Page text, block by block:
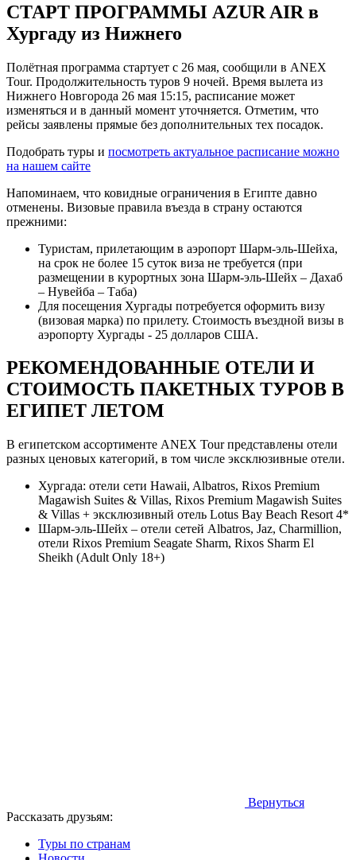
СТАРТ ПРОГРАММЫ AZUR AIR в
Хургаду из Нижнего
Полётная программа стартует с 26 мая, сообщили в ANEX
Tour. Продолжительность туров 9 ночей. Время вылета из
Нижнего Новгорода 26 мая 15:15, расписание может
изменяться и в данный момент уточняется. Отметим, что
рейсы заявлены прямые без дополнительных тех посадок.
Подобрать туры и посмотреть актуальное расписание можно
на нашем сайте
Напоминаем, что ковидные ограничения в Египте давно
отменены. Визовые правила въезда в страну остаются
прежними:
Туристам, прилетающим в аэропорт Шарм-эль-Шейха,
на срок не более 15 суток виза не требуется (при
размещении в курортных зона Шарм-эль-Шейх – Дахаб
– Нувейба – Таба)
Для посещения Хургады потребуется оформить визу
(визовая марка) по прилету. Стоимость въездной визы в
аэропорту Хургады - 25 долларов США.
РЕКОМЕНДОВАННЫЕ ОТЕЛИ И
СТОИМОСТЬ ПАКЕТНЫХ ТУРОВ В
ЕГИПЕТ ЛЕТОМ
В египетском ассортименте ANEX Tour представлены отели
разных ценовых категорий, в том числе эксклюзивные отели.
Хургада: отели сети Hawaii, Albatros, Rixos Premium
Magawish Suites & Villas, Rixos Premium Magawish Suites
& Villas + эксклюзивный отель Lotus Bay Beach Resort 4*
Шарм-эль-Шейх – отели сетей Albatros, Jaz, Charmillion,
отели Rixos Premium Seagate Sharm, Rixos Sharm El
Sheikh (Adult Only 18+)
Вернуться
Рассказать друзьям:
Туры по странам